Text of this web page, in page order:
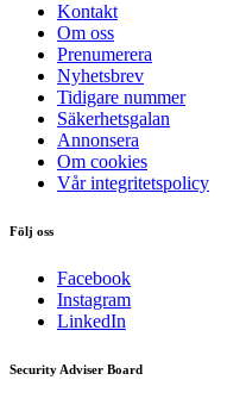
Kontakt
Om oss
Prenumerera
Nyhetsbrev
Tidigare nummer
Säkerhetsgalan
Annonsera
Om cookies
Vår integritetspolicy
Följ oss
Facebook
Instagram
LinkedIn
Security Adviser Board